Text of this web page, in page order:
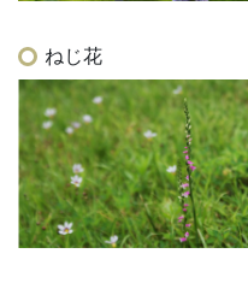
ねじ花